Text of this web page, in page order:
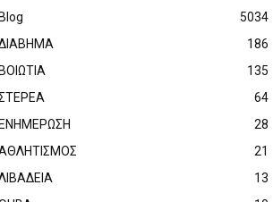
Blog
5034
186
ΒΟΙΩΤΙΑ
135
64
ΕΝΗΜΕΡΩΣΗ
28
21
13